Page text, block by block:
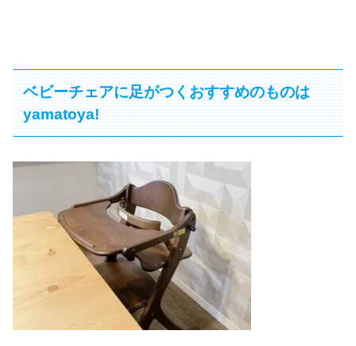
ベビーチェアに足がつくおすすめのものは
yamatoya!